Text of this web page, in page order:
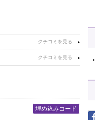
埋め込みコード